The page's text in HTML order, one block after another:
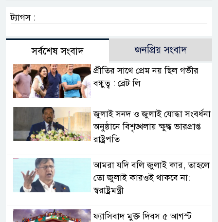
ট্যাগস :
সর্বশেষ সংবাদ জনপ্রিয় সংবাদ
প্রীতির সাথে প্রেম নয় ছিল গভীর
বন্ধুত্ব : ব্রেট লি
জুলাই সনদ ও জুলাই যোদ্ধা সংবর্ধনা
অনুষ্ঠানে বিশৃঙ্খলায় ক্ষুদ্ধ ভারপ্রাপ্ত
রাষ্ট্রপতি
আমরা যদি বলি জুলাই কার, তাহলে
তো জুলাই কারওই থাকবে না:
স্বরাষ্ট্রমন্ত্রী
ফ্যাসিবাদ মুক্ত দিবস ৫ আগস্ট